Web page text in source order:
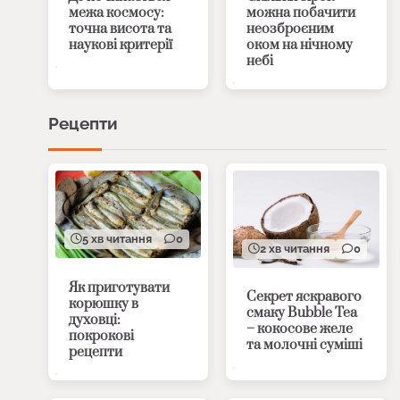
межа космосу:
точна висота та
наукові критерії
можна побачити
неозброєним
оком на нічному
небі
Рецепти
5 хв читання 0
Як приготувати
корюшку в
духовці:
покрокові
рецепти
2 хв читання 0
Секрет яскравого
смаку Bubble Tea
– кокосове желе
та молочні суміші